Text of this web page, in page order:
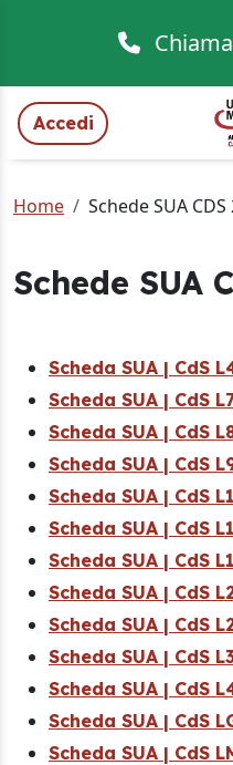
Accedi
Home Schede SUA
Schede SUA
Scheda SUA | CdS
Scheda SUA | CdS
Scheda SUA | CdS
Scheda SUA | CdS
Scheda SUA | CdS
Scheda SUA | CdS
Scheda SUA | CdS
Scheda SUA | CdS
Scheda SUA | CdS
Scheda SUA | CdS
Scheda SUA | CdS
Scheda SUA | CdS
Scheda SUA | CdS